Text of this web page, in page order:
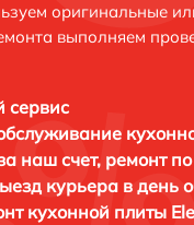
оригинальные
выполняем
наш счет, ремонт
курьера в день
кухонной плиты